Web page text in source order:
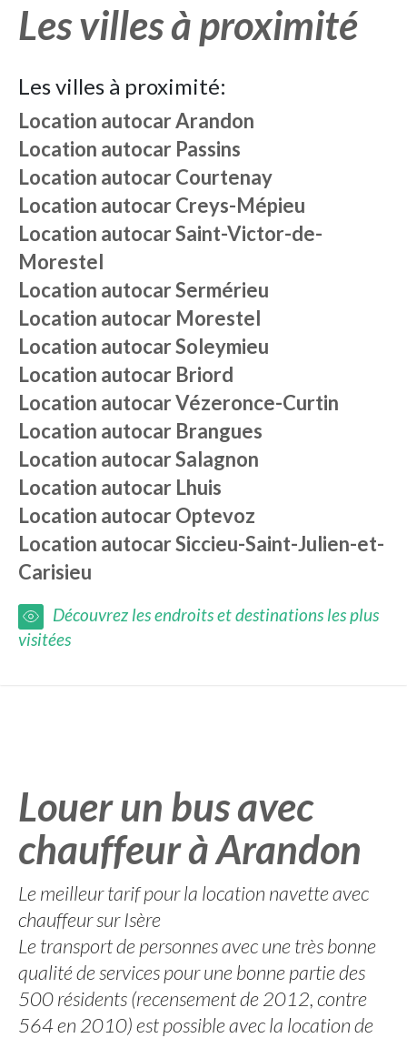
Les villes à proximité
Les villes à proximité:
Location autocarArandon
Location autocar Passins
Location autocarCourtenay
Location autocarCreys-Mépieu
Location autocarSaint-Victor-de-
Morestel
Location autocarSermérieu
Location autocar Morestel
Location autocarSoleymieu
Location autocar Briord
Location autocarVézeronce-Curtin
Location autocar Brangues
Location autocarSalagnon
Location autocar Lhuis
Location autocarOptevoz
Location autocarSiccieu-Saint-Julien-et-
Carisieu
Découvrez les endroits et destinations les plus
visitées
Louer un bus avec
chauffeur à Arandon
Le meilleur tarif pour la location navette avec
chauffeur sur Isère
Le transport de personnes avec une très bonne
qualité de services pour une bonne partie des
500 résidents (recensement de 2012, contre
564 en 2010) est possible avec la location de